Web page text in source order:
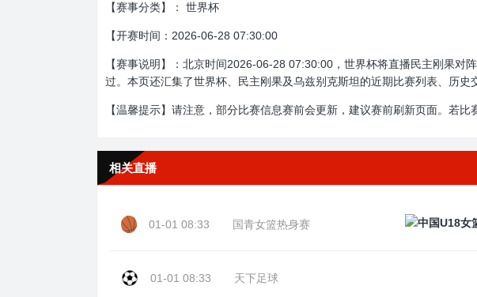
【赛事分类】： 世界杯
【开赛时间：2026-06-28 07:30:00
【赛事说明】：北京时间2026-06-28 07:30:00，世界杯将直播民主刚果
过。本页还汇集了世界杯、民主刚果及乌兹别克斯坦的近期比赛列表、历史
【温馨提示】请注意，部分比赛信息赛前会更新，建议赛前刷新页面。若
相关直播
01-01 08:33 国青女篮热身赛
01-01 08:33 天下足球